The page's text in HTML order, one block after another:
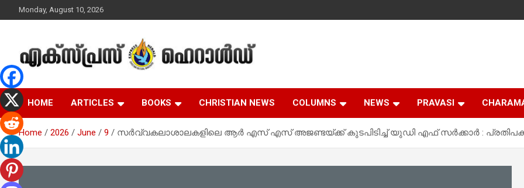
to
Monday, August 10, 2026
Express Herald –
Malayalam Christian
News
Malayalam Christian News
HOME ARTICLES BOOKS CHRISTIAN NEWS COLUMNS NEWS PRAVASI
Home 2026 June 9 സർവ്വകലാശാലകളിലെ ആർ എസ് എസ് അജണ്ടയ്ക്ക് കുടപിടിച്ച് യുഡി എഫ് സർക്കാർ :